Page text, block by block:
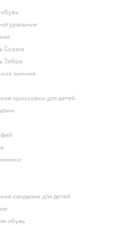
обувь
Сказка
Зебра
зимние
кроссовки для детей
сандалии для детей
обувь